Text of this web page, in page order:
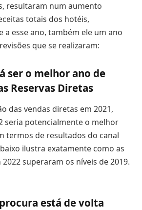
resultaram num aumento
totais dos hotéis,
a esse ano, também ele um ano
que se realizaram:
ser o melhor ano de
Reservas Diretas
das vendas diretas em 2021,
seria potencialmente o melhor
termos de resultados do canal
ilustra exatamente como as
superaram os níveis de 2019.
está de volta